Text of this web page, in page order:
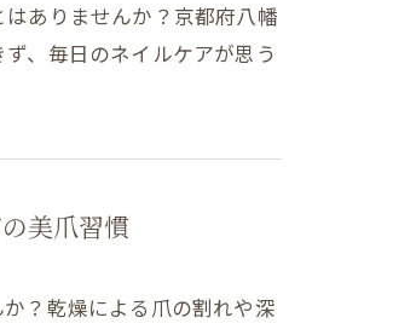
ありませんか？京都府八幡
、毎日のネイルケアが思う
美爪習慣
？乾燥による爪の割れや深